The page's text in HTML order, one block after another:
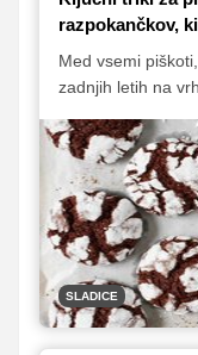
razpokančkov,
Med vsemi
zadnjih letih na
tudi okusom. Pod
se namreč
Predstavljamo
peko popolnih
SLADICE